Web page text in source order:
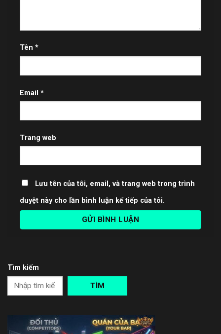
Tên *
Email *
Trang web
Lưu tên của tôi, email, và trang web trong trình
duyệt này cho lần bình luận kế tiếp của tôi.
Tìm kiếm
TÌM